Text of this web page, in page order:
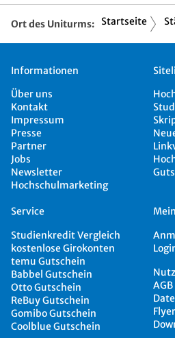
Ort des Uniturms: Startseite
Informationen
Über uns
Kontakt
Impressum
Presse
Partner
Jobs
Newsletter
Hochschulmarketing
Service
Studienkredit Vergleich
kostenlose Girokonten
temu Gutschein
Babbel Gutschein
Otto Gutschein
ReBuy Gutschein
Gomibo Gutschein
Coolblue Gutschein
AGB